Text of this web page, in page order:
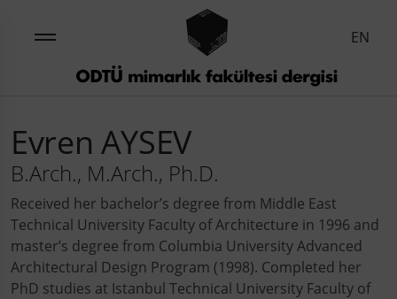
EN
Evren AYSEV
B.Arch., M.Arch., Ph.D.
Received her bachelor’s degree from Middle East
Technical University Faculty of Architecture in 1996 and
master’s degree from Columbia University Advanced
Architectural Design Program (1998). Completed her
PhD studies at Istanbul Technical University Faculty of